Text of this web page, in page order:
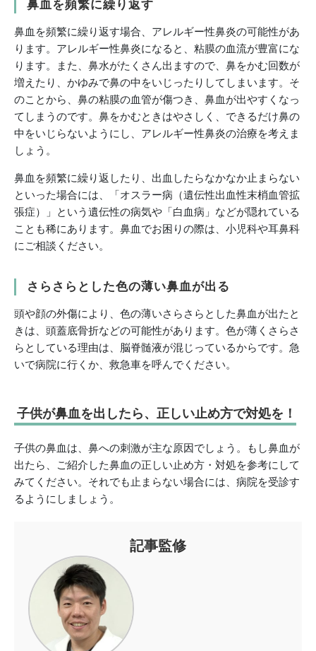
鼻血を頻繁に繰り返す
鼻血を頻繁に繰り返す場合、アレルギー性鼻炎の可能性があ
ります。アレルギー性鼻炎になると、粘膜の血流が豊富にな
ります。また、鼻水がたくさん出ますので、鼻をかむ回数が
増えたり、かゆみで鼻の中をいじったりしてしまいます。そ
のことから、鼻の粘膜の血管が傷つき、鼻血が出やすくなっ
てしまうのです。鼻をかむときはやさしく、できるだけ鼻の
中をいじらないようにし、アレルギー性鼻炎の治療を考えま
しょう。
鼻血を頻繁に繰り返したり、出血したらなかなか止まらない
といった場合には、「オスラー病（遺伝性出血性末梢血管拡
張症）」という遺伝性の病気や「白血病」などが隠れている
ことも稀にあります。鼻血でお困りの際は、小児科や耳鼻科
にご相談ください。
さらさらとした色の薄い鼻血が出る
頭や顔の外傷により、色の薄いさらさらとした鼻血が出たと
きは、頭蓋底骨折などの可能性があります。色が薄くさらさ
らとしている理由は、脳脊髄液が混じっているからです。急
いで病院に行くか、救急車を呼んでください。
子供が鼻血を出したら、正しい止め方で対処を！
子供の鼻血は、鼻への刺激が主な原因でしょう。もし鼻血が
出たら、ご紹介した鼻血の正しい止め方・対処を参考にして
みてください。それでも止まらない場合には、病院を受診す
るようにしましょう。
記事監修